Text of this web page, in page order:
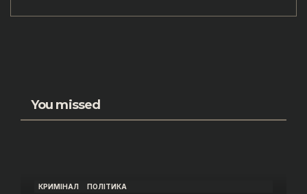
You missed
КРИМІНАЛ ПОЛІТИКА